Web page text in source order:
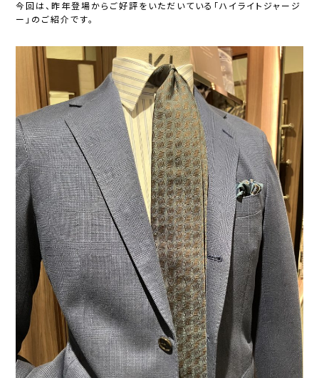
今回は、昨年登場からご好評をいただいている「ハイライトジャージ
ー」のご紹介です。